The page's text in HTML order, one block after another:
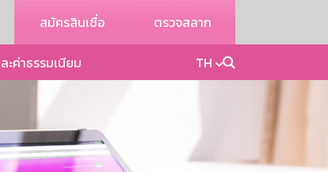
สมัครสินเชื่อ ตรวจสลาก
ะค่าธรรมเนียม TH